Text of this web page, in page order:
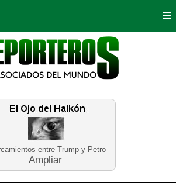
entre Trump y Petro
Ampliar
Opinión Bogotá
Planeta Tierra Deportes
Educación Neira